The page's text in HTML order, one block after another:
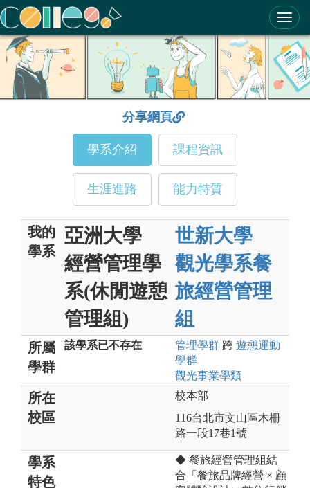
ColleGo! 大學選才與高中育才輔助系統
分享網頁
學系介紹 課程資訊
生涯進路 能力特質
我的
學系
亞洲大學
經營管理學
系(休閒遊憩
管理組)
世新大學
觀光學系餐
旅經營管理
組
所屬
學群
該學系已不存在 管理學群 跨 遊憩運動
學群
觀光事業學類
所在
校區
校本部
116台北市文山區木柵
路一段17巷1號
學系
特色
◆ 餐旅經營管理組結
合「餐旅品牌經營 × 顧